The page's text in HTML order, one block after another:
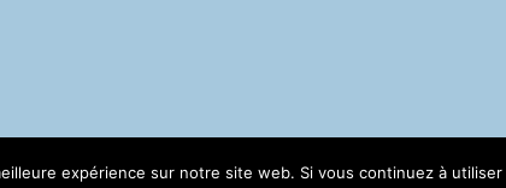
expérience sur notre site web. Si vous continuez à